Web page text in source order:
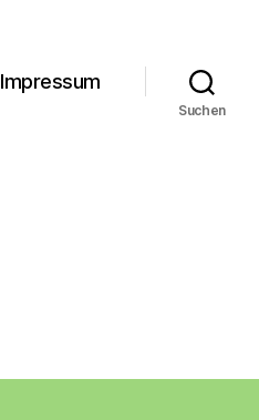
Impressum
Suchen